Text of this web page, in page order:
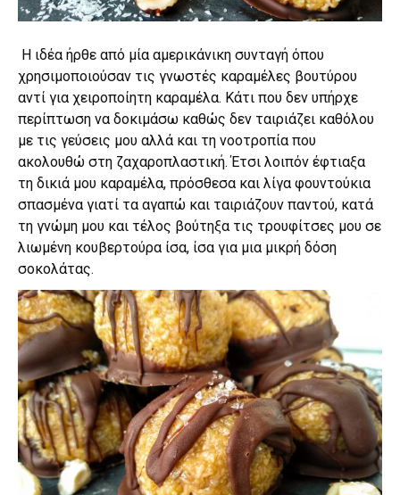
Η ιδέα ήρθε από μία αμερικάνικη συνταγή όπου
χρησιμοποιούσαν τις γνωστές καραμέλες βουτύρου
αντί για χειροποίητη καραμέλα. Κάτι που δεν υπήρχε
περίπτωση να δοκιμάσω καθώς δεν ταιριάζει καθόλου
με τις γεύσεις μου αλλά και τη νοοτροπία που
ακολουθώ στη ζαχαροπλαστική. Έτσι λοιπόν έφτιαξα
τη δικιά μου καραμέλα, πρόσθεσα και λίγα φουντούκια
σπασμένα γιατί τα αγαπώ και ταιριάζουν παντού, κατά
τη γνώμη μου και τέλος βούτηξα τις τρουφίτσες μου σε
λιωμένη κουβερτούρα ίσα, ίσα για μια μικρή δόση
σοκολάτας.